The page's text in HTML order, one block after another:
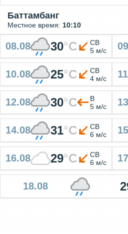
Баттамбанг
Местное время: 10:10
08.08 30°C
СВ
5 м/с
10.08 25°C
СВ
4 м/с
12.08 30°C
В
5 м/с
14.08 31°C
СВ
6 м/с
16.08 29°C
СВ
6 м/с
18.08